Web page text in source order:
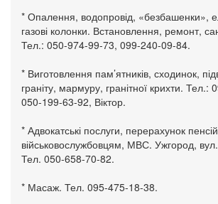
* Опалення, водопровід, «безбашенки»,
газові колонки. Встановлення, ремонт,
Тел.: 050-974-99-73, 099-240-09-84.
* Виготовлення пам’ятників, сходинок,
граніту, мармуру, гранітної крихти. Тел.:
050-199-63-92, Віктор.
* Адвокатські послуги, перерахунок пенсій
військовослужбовцям, МВС. Ужгород,
Тел. 050-658-70-82.
* Масаж. Тел. 095-475-18-38.